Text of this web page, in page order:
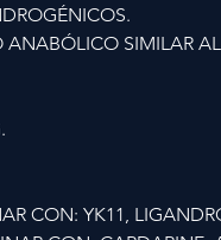
ANABÓLICO SIMILAR
CON: YK11,